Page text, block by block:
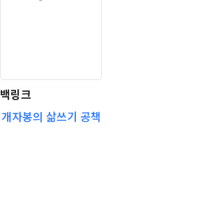
백링크
개자봉의 삶쓰기 공책